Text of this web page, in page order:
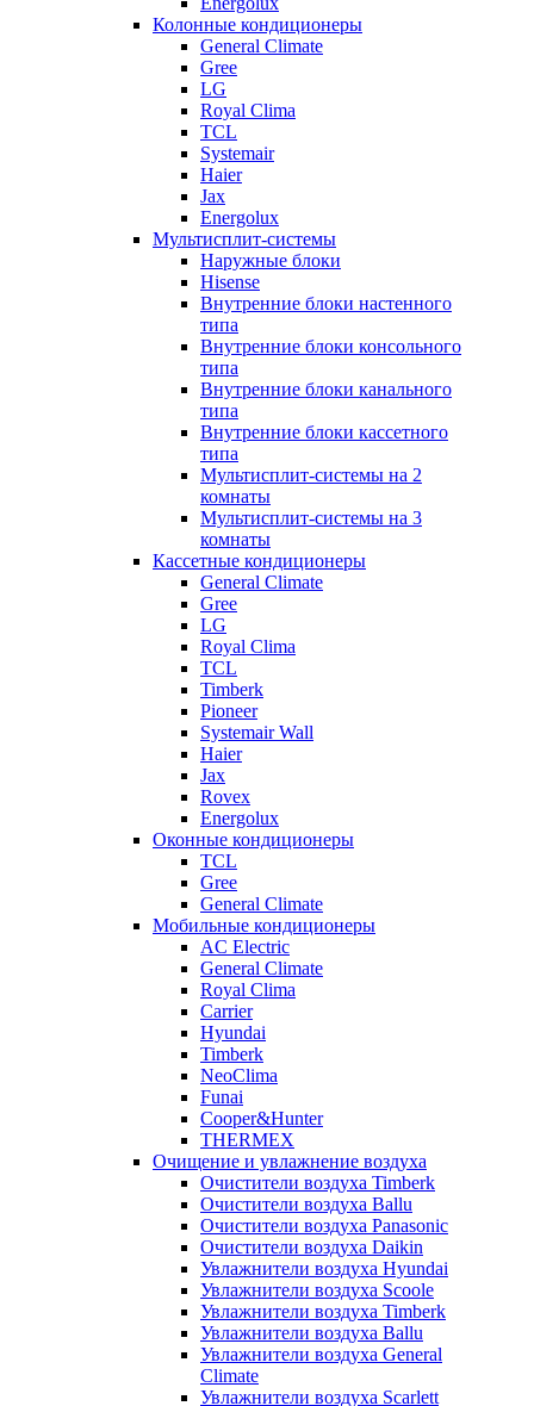
Колонные кондиционеры
General Climate
Gree
LG
Royal Clima
TCL
Systemair
Haier
Jax
Energolux
Мультисплит-системы
Наружные блоки
Hisense
Внутренние блоки настенного
типа
Внутренние блоки консольного
типа
Внутренние блоки канального
типа
Внутренние блоки кассетного
типа
Мультисплит-системы на 2
комнаты
Мультисплит-системы на 3
комнаты
Кассетные кондиционеры
General Climate
Gree
LG
Royal Clima
TCL
Timberk
Pioneer
Systemair Wall
Haier
Jax
Rovex
Energolux
Оконные кондиционеры
TCL
Gree
General Climate
Мобильные кондиционеры
AC Electric
General Climate
Royal Clima
Carrier
Hyundai
Timberk
NeoClima
Funai
Cooper&Hunter
THERMEX
Очищение и увлажнение воздуха
Очистители воздуха Timberk
Очистители воздуха Ballu
Очистители воздуха Panasonic
Очистители воздуха Daikin
Увлажнители воздуха Hyundai
Увлажнители воздуха Scoole
Увлажнители воздуха Timberk
Увлажнители воздуха Ballu
Увлажнители воздуха General
Climate
Увлажнители воздуха Scarlett